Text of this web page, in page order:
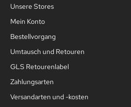
Unsere Stores
Mein Konto
Bestellvorgang
Umtausch und Retouren
GLS Retourenlabel
Zahlungsarten
Versandarten und -kosten